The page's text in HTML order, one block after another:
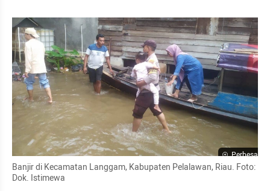
Perbesar
Banjir di Kecamatan Langgam, Kabupaten Pelalawan, Riau. Foto:
Dok. Istimewa